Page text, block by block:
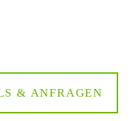
& ANFRAGEN